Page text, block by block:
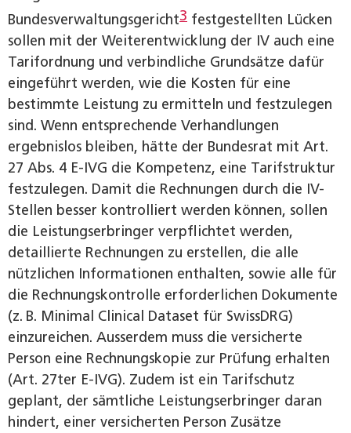
Bundesverwaltungsgericht3 festgestellten Lücken
sollen mit der Weiterentwicklung der IV auch eine
Tarifordnung und verbindliche Grundsätze dafür
eingeführt werden, wie die Kosten für eine
bestimmte Leistung zu ermitteln und festzulegen
sind. Wenn entsprechende Verhandlungen
ergebnislos bleiben, hätte der Bundesrat mit Art.
27 Abs. 4 E-IVG die Kompetenz, eine Tarifstruktur
festzulegen. Damit die Rechnungen durch die IV-
Stellen besser kontrolliert werden können, sollen
die Leistungserbringer verpflichtet werden,
detaillierte Rechnungen zu erstellen, die alle
nützlichen Informationen enthalten, sowie alle für
die Rechnungskontrolle erforderlichen Dokumente
(z. B. Minimal Clinical Dataset für SwissDRG)
einzureichen. Ausserdem muss die versicherte
Person eine Rechnungskopie zur Prüfung erhalten
(Art. 27ter E-IVG). Zudem ist ein Tarifschutz
geplant, der sämtliche Leistungserbringer daran
hindert, einer versicherten Person Zusätze